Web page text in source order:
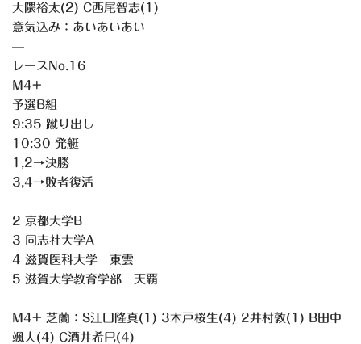
大隈裕太(2) C西尾智志(1)
意気込み：あいあいあい
—
レースNo.16
M4+
予選B組
9:35 蹴り出し
10:30 発艇
1,2→決勝
3,4→敗者復活
2 京都大学B
3 同志社大学A
4 滋賀医科大学 東雲
5 滋賀大学教育学部 天覇
M4+ 芝蘭：S江口隆真(1) 3木戸桜生(4) 2井村敦(1) B田中
颯人(4) C酒井希巳(4)